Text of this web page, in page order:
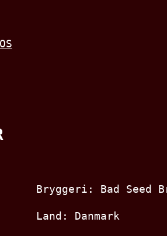
Bryggeri: Bad Seed
Land: Danmark